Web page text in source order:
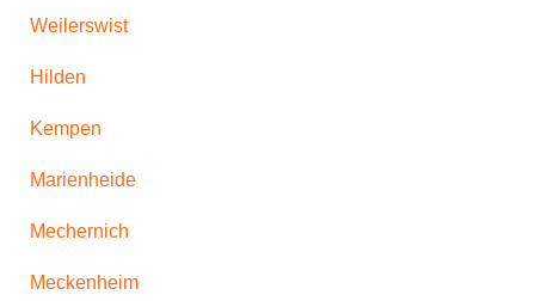
Weilerswist
Hilden
Kempen
Marienheide
Mechernich
Meckenheim